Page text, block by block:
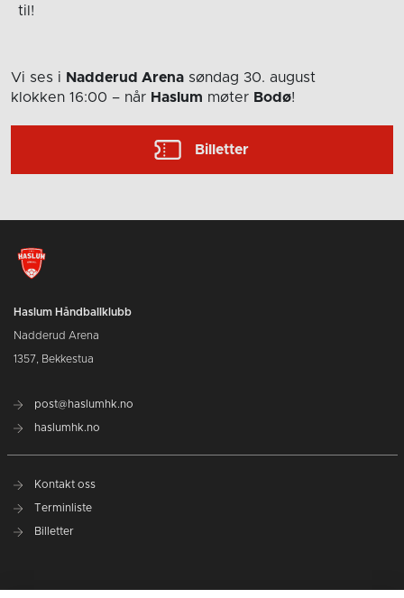
til!
Vi ses i Nadderud Arena søndag 30. august
klokken 16:00 – når Haslum møter Bodø!
Billetter
Haslum Håndballklubb
Nadderud Arena
1357, Bekkestua
post@haslumhk.no
haslumhk.no
Kontakt oss
Terminliste
Billetter